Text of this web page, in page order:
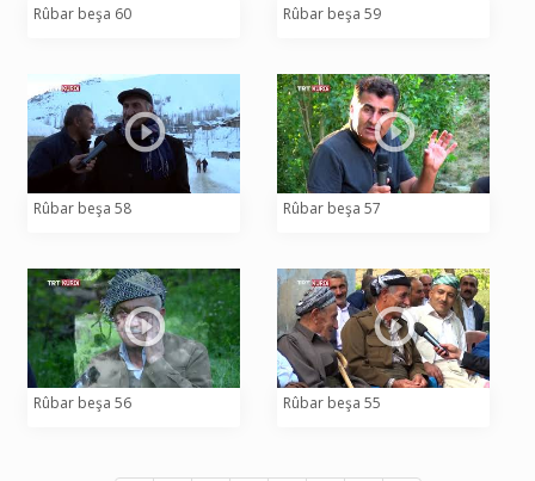
Rûbar beşa 60 Rûbar beşa 59
Rûbar beşa 58 Rûbar beşa 57
Rûbar beşa 56 Rûbar beşa 55